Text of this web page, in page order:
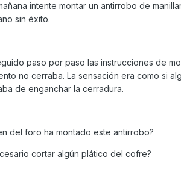
intente montar un antirrobo de
sin éxito.
paso por paso las instrucciones de
no cerraba. La sensación era como si
de enganchar la cerradura.
del foro ha montado este antirrobo?
cortar algún plático del cofre?